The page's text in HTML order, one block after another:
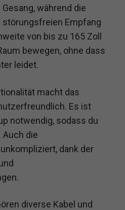
während die
störungsfreien Empfang
von bis zu 165 Zoll
bewegen, ohne dass
leidet.
macht das
Es ist
notwendig, sodass du
die
dank der
diverse Kabel und